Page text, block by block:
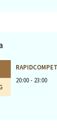
20:00 - 23:00